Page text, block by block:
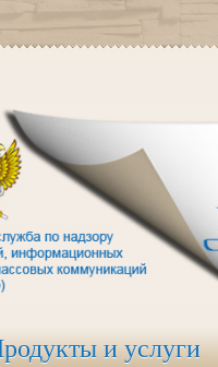
и услуги